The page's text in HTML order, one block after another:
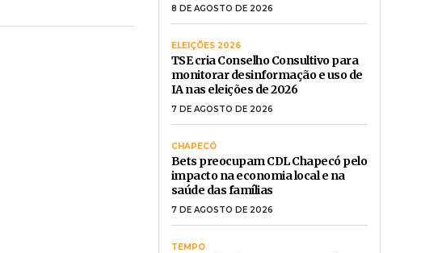
8 DE AGOSTO DE 2026
ELEIÇÕES 2026
TSE cria Conselho Consultivo para
monitorar desinformação e uso de
IA nas eleições de 2026
7 DE AGOSTO DE 2026
CHAPECÓ
Bets preocupam CDL Chapecó pelo
impacto na economia local e na
saúde das famílias
7 DE AGOSTO DE 2026
TEMPO